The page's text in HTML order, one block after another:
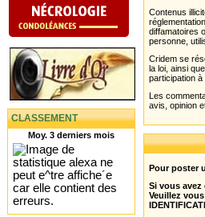
CLASSEMENT
Moy. 3 derniers mois
Contenus
diffamatoires
personne,
Cridem se
la loi, ainsi
participation à
Les
avis, opinion
Pour poster
Si vous avez
Veuillez